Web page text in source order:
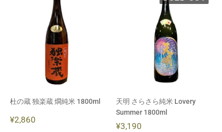
杜の蔵 独楽蔵 燗純米 1800ml
¥2,860
天明 さらさら純米 Lovery
Summer 1800ml
¥3,190